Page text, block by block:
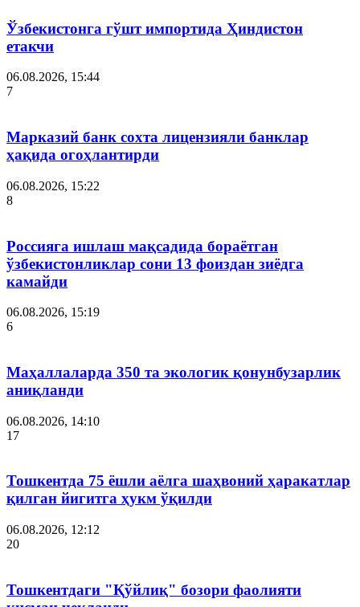
Ўзбекистонга гўшт импортида Ҳиндистон
етакчи
06.08.2026, 15:44
7
Марказий банк сохта лицензияли банклар
ҳақида огоҳлантирди
06.08.2026, 15:22
8
Россияга ишлаш мақсадида бораётган
ўзбекистонликлар сони 13 фоиздан зиёдга
камайди
06.08.2026, 15:19
6
Маҳаллаларда 350 та экологик қонунбузарлик
аниқланди
06.08.2026, 14:10
17
Тошкентда 75 ёшли аёлга шаҳвоний ҳаракатлар
қилган йигитга ҳукм ўқилди
06.08.2026, 12:12
20
Тошкентдаги "Қўйлиқ" бозори фаолияти